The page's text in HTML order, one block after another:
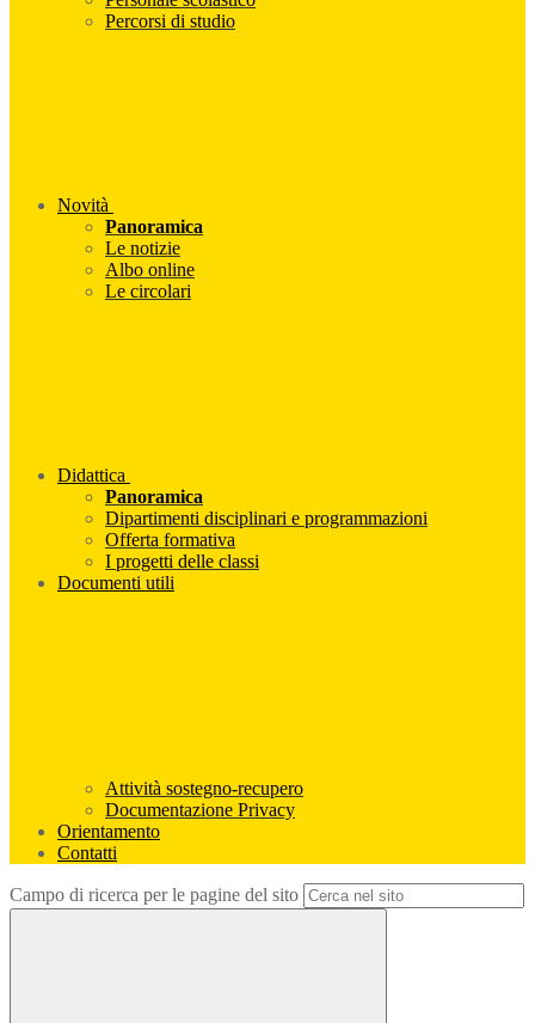
Percorsi di studio
Novità
Panoramica
Le notizie
Albo online
Le circolari
Didattica
Panoramica
Dipartimenti disciplinari e programmazioni
Offerta formativa
I progetti delle classi
Documenti utili
Attività sostegno-recupero
Documentazione Privacy
Orientamento
Contatti
Campo di ricerca per le pagine del sito